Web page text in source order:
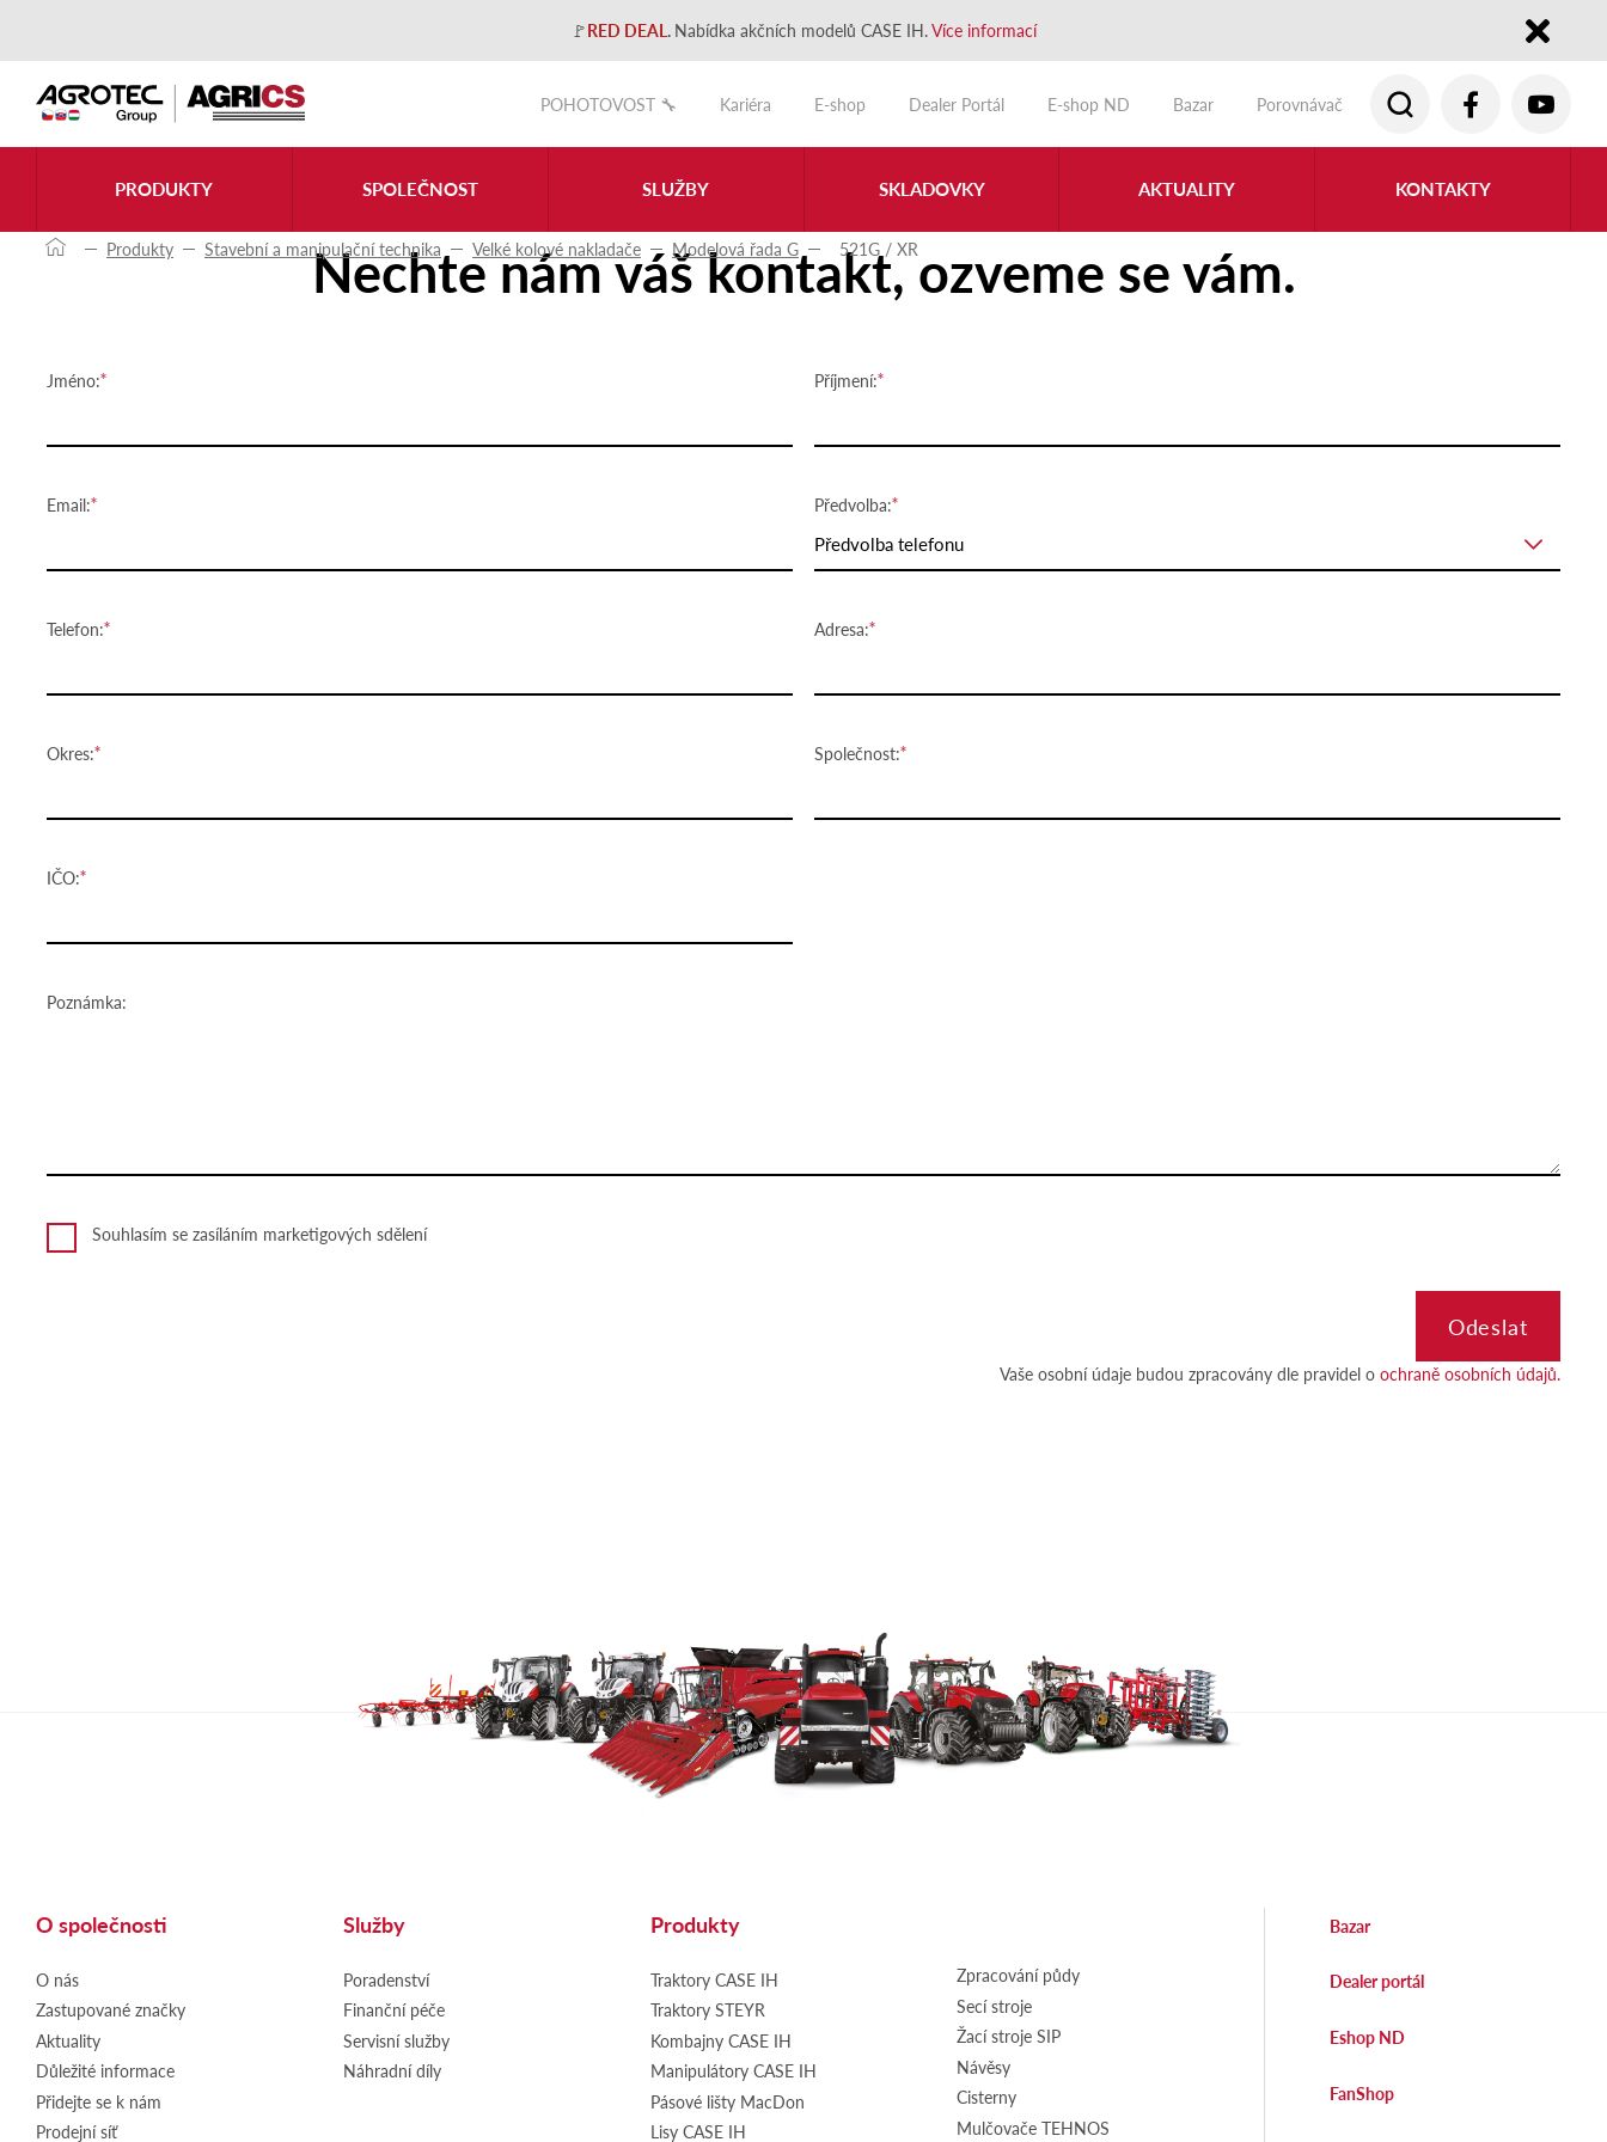
🚩RED DEAL. Nabídka akčních modelů CASE IH.Více informací
POHOTOVOST 🔧
Kariéra E-shop Dealer Portál E-shop ND Bazar Porovnávač
PRODUKTY SPOLEČNOST SLUŽBY SKLADOVKY AKTUALITY KONTAKTY
Produkty Stavební a manipulační technika Velké kolové nakladače Modelová řada G 521G / XR
Kontaktujte nás
Nechte nám váš kontakt, ozveme se vám.
Jméno: Příjmení:
Email: Předvolba:
Předvolba telefonu
Telefon: Adresa:
Okres: Společnost:
IČO:
Poznámka:
Souhlasím se zasíláním marketigových sdělení
Vaše osobní údaje budou zpracovány dle pravidel o ochraně osobních údajů.
O společnosti
O nás
Zastupované značky
Aktuality
Důležité informace
Přidejte se k nám
Prodejní síť
Služby
Poradenství
Finanční péče
Servisní služby
Náhradní díly
Produkty
Traktory CASE IH
Traktory STEYR
Kombajny CASE IH
Manipulátory CASE IH
Pásové lišty MacDon
Lisy CASE IH
Zpracování půdy
Secí stroje
Žací stroje SIP
Návěsy
Cisterny
Mulčovače TEHNOS
Bazar
Dealer portál
Eshop ND
FanShop